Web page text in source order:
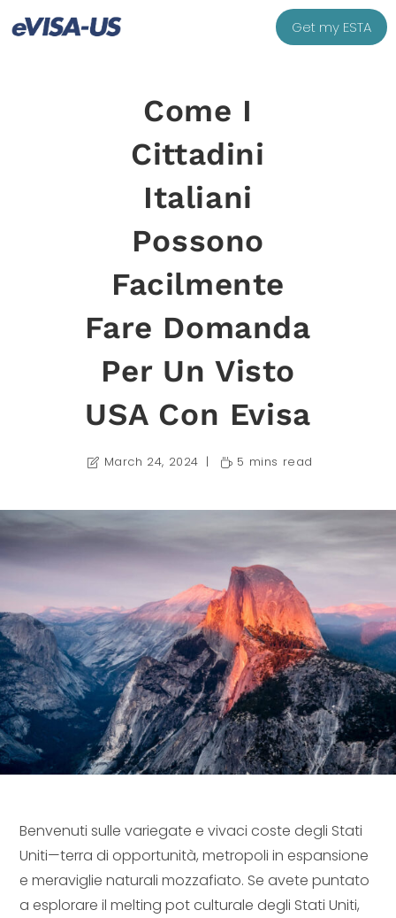
Get my ESTA
Come I
Cittadini
Italiani
Possono
Facilmente
Fare Domanda
Per Un Visto
USA Con Evisa
March 24, 2024 5 mins read
Benvenuti sulle variegate e vivaci coste degli Stati
Uniti—terra di opportunità, metropoli in espansione
e meraviglie naturali mozzafiato. Se avete puntato
a esplorare il melting pot culturale degli Stati Uniti,